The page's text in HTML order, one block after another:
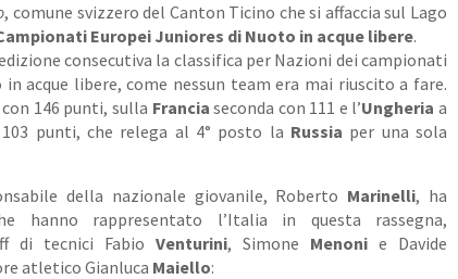
, comune svizzero del Canton Ticino che si affaccia sul Lago
Europei Juniores di Nuoto in acque libere.
consecutiva la classifica per Nazioni dei campionati
acque libere, come nessun team era mai riuscito a fare.
146 punti, sulla Francia seconda con 111 e l’Ungheria a
punti, che relega al 4° posto la Russia per una sola
della nazionale giovanile, Roberto Marinelli, ha
hanno rappresentato l’Italia in questa rassegna,
di tecnici Fabio Venturini, Simone Menoni e Davide
atletico Gianluca Maiello: